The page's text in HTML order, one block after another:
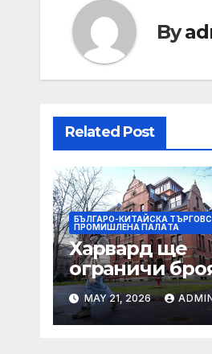
By
Related Post
БЪЛГАРО-КИТАЙСКА
ПРОМИШЛЕНА ПАЛAТА
Харвард ще
ограничи
A-класите,
въпреки
съпротива на
MAY 21, 2026